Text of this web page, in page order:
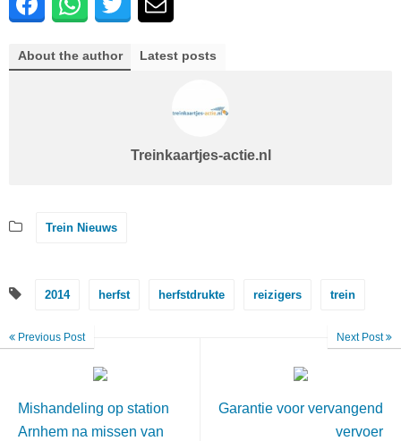
About the author Latest posts
Treinkaartjes-actie.nl
Trein Nieuws
2014 herfst herfstdrukte reizigers trein
Previous Post
Mishandeling op station
Arnhem na missen van
Next Post
Garantie voor vervangend
vervoer